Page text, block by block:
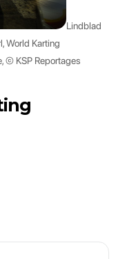
Lindblad
World Karting
© KSP Reportages